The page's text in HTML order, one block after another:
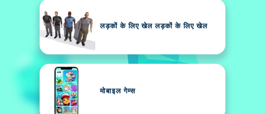
लड़कों के लिए खेल लड़कों के लिए खेल
मोबाइल गेम्स